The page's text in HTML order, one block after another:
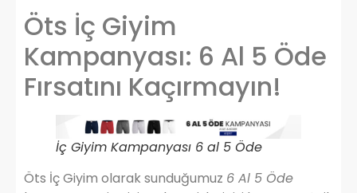
Öts İç Giyim
Kampanyası: 6 Al 5 Öde
Fırsatını Kaçırmayın!
İç Giyim Kampanyası 6 al 5 Öde
Öts İç Giyim olarak sunduğumuz 6 Al 5 Öde